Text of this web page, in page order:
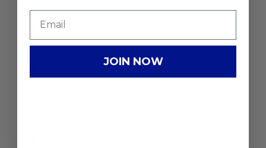
Ireland
(USD $)
JOIN NOW